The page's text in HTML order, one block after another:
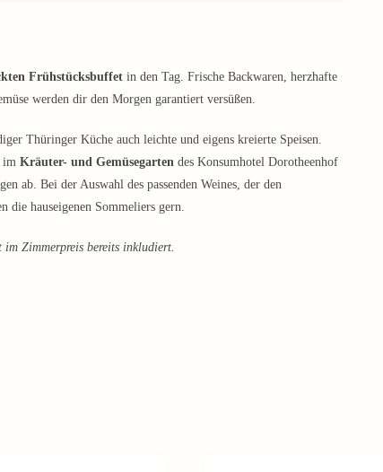
Frühstücksbuffet in den Tag. Frische Backwaren, herzhafte
werden dir den Morgen garantiert versüßen.
Thüringer Küche auch leichte und eigens kreierte Speisen.
im Kräuter- und Gemüsegarten des Konsumhotel Dorotheenhof
ab. Bei der Auswahl des passenden Weines, der den
die hauseigenen Sommeliers gern.
Zimmerpreis bereits inkludiert.